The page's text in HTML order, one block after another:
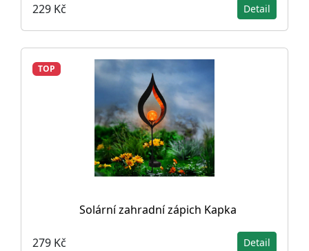
229 Kč Detail
TOP
Solární zahradní zápich Kapka
279 Kč Detail